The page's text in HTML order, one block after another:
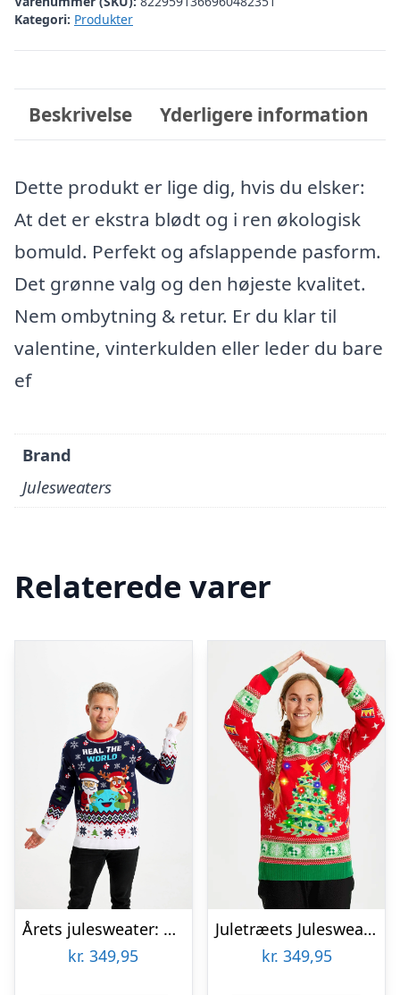
Kategori: Produkter
Beskrivelse Yderligere information
Dette produkt er lige dig, hvis du elsker:
At det er ekstra blødt og i ren økologisk
bomuld. Perfekt og afslappende pasform.
Det grønne valg og den højeste kvalitet.
Nem ombytning & retur. Er du klar til
valentine, vinterkulden eller leder du bare
ef
Brand
Julesweaters
Relaterede varer
Årets julesweater: Heal The World Velgørenhed – herre / mænd. Ugly Christmas Sweater lavet i Danmark
kr. 349,95
Juletræets Julesweater Rød LED – dame / kvinder
kr. 349,95